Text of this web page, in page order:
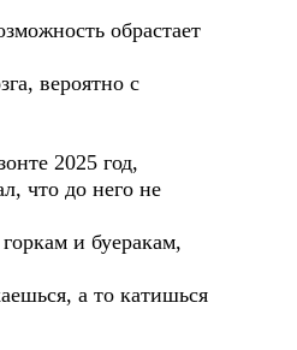
обрастает
вероятно с
2025 год,
что до него не
и буеракам,
а то катишься